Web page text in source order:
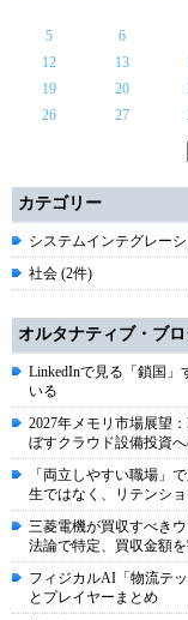
5
6
12
13
19
20
26
27
カテゴリー
システムインテグレー
社会 (2件)
オルタナティブ・ブ
LinkedInで見る「鎖国
いる
2027年メモリ市場展望
ぼすクラウド設備投資
「両立しやすい職場」
生ではなく、リテンシ
三菱電機が買収すべき
法論で特定、買収金額
フィジカルAI「物流テ
とプレイヤーまとめ